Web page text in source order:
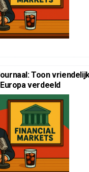
Toon
verdeeld